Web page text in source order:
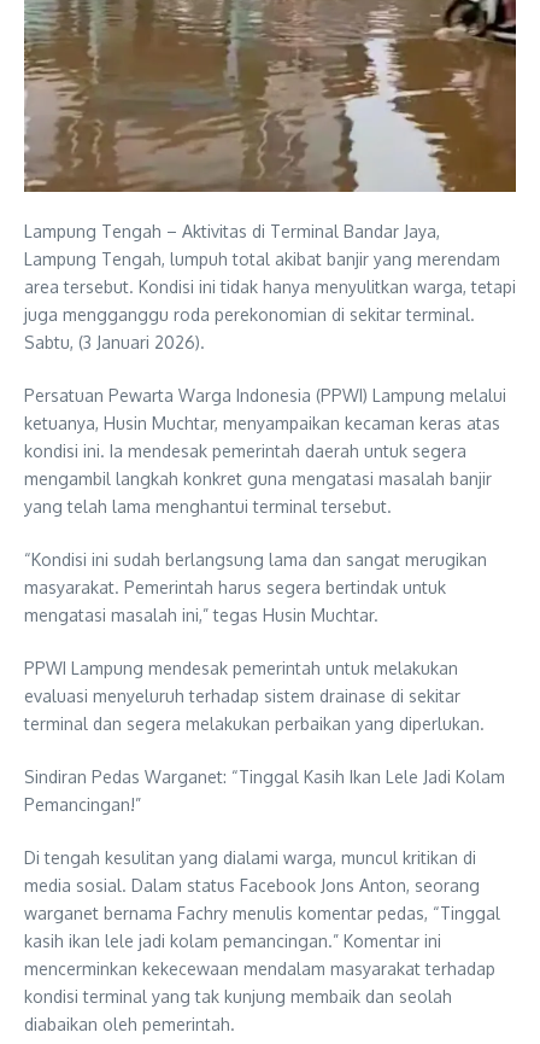
Lampung Tengah – Aktivitas di Terminal Bandar Jaya,
Lampung Tengah, lumpuh total akibat banjir yang merendam
area tersebut. Kondisi ini tidak hanya menyulitkan warga, tetapi
juga mengganggu roda perekonomian di sekitar terminal.
Sabtu, (3 Januari 2026).
Persatuan Pewarta Warga Indonesia (PPWI) Lampung melalui
ketuanya, Husin Muchtar, menyampaikan kecaman keras atas
kondisi ini. Ia mendesak pemerintah daerah untuk segera
mengambil langkah konkret guna mengatasi masalah banjir
yang telah lama menghantui terminal tersebut.
“Kondisi ini sudah berlangsung lama dan sangat merugikan
masyarakat. Pemerintah harus segera bertindak untuk
mengatasi masalah ini,” tegas Husin Muchtar.
PPWI Lampung mendesak pemerintah untuk melakukan
evaluasi menyeluruh terhadap sistem drainase di sekitar
terminal dan segera melakukan perbaikan yang diperlukan.
Sindiran Pedas Warganet: “Tinggal Kasih Ikan Lele Jadi Kolam
Pemancingan!”
Di tengah kesulitan yang dialami warga, muncul kritikan di
media sosial. Dalam status Facebook Jons Anton, seorang
warganet bernama Fachry menulis komentar pedas, “Tinggal
kasih ikan lele jadi kolam pemancingan.” Komentar ini
mencerminkan kekecewaan mendalam masyarakat terhadap
kondisi terminal yang tak kunjung membaik dan seolah
diabaikan oleh pemerintah.